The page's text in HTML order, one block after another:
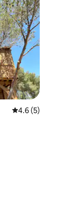
औसत रेटिंग 5 में से 4.6,
4.6 (5)